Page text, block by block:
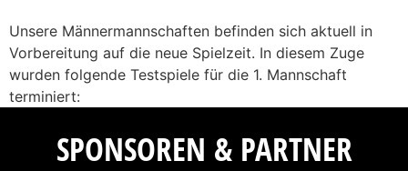
Unsere Männermannschaften befinden sich aktuell in
Vorbereitung auf die neue Spielzeit. In diesem Zuge
wurden folgende Testspiele für die 1. Mannschaft
terminiert:
SPONSOREN & PARTNER